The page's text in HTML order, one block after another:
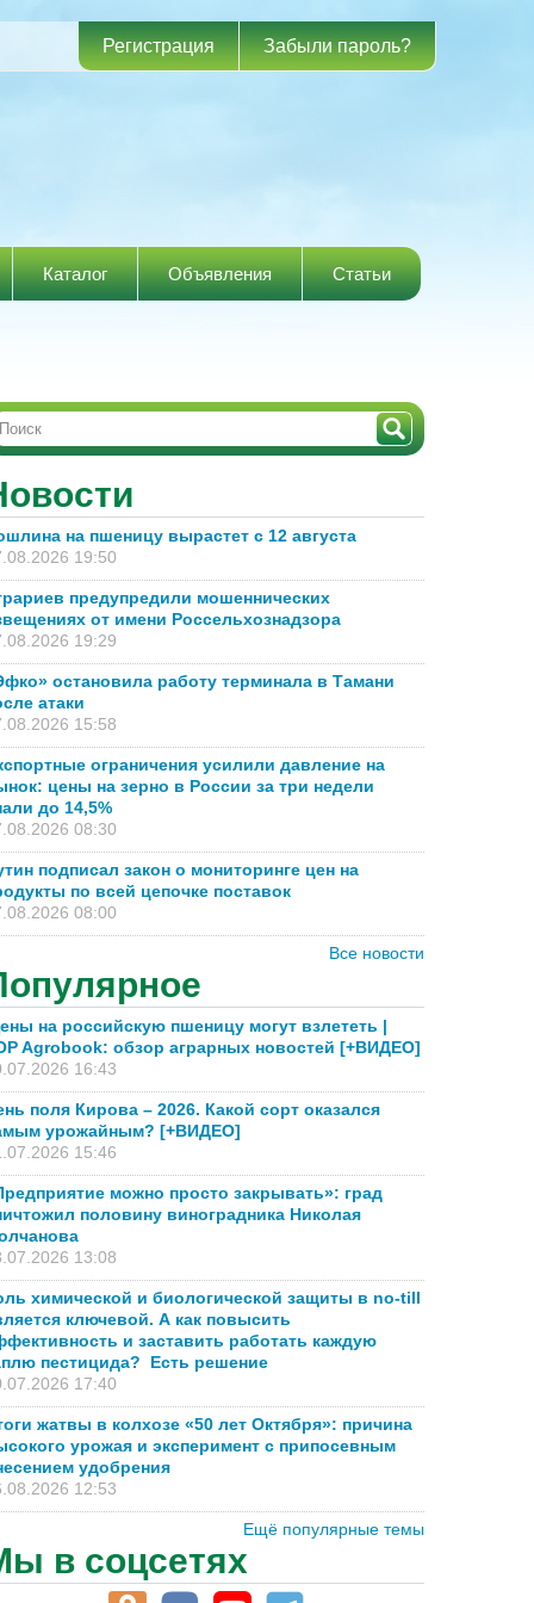
Регистрация Забыли пароль?
Каталог Объявления Статьи
на пшеницу вырастет с 12 августа
19:50
предупредили мошеннических
от имени Россельхознадзора
19:29
остановила работу терминала в Тамани
атаки
15:58
ограничения усилили давление на
цены на зерно в России за три недели
до 14,5%
08:30
подписал закон о мониторинге цен на
по всей цепочке поставок
08:00
Все новости
на российскую пшеницу могут взлететь |
Agrobook: обзор аграрных новостей [+ВИДЕО]
16:43
поля Кирова – 2026. Какой сорт оказался
урожайным? [+ВИДЕО]
15:46
можно просто закрывать»: град
половину виноградника Николая
13:08
химической и биологической защиты в no-till
ключевой. А как повысить
и заставить работать каждую
пестицида? Есть решение
17:40
жатвы в колхозе «50 лет Октября»: причина
урожая и эксперимент с припосевным
удобрения
12:53
Ещё популярные темы
в соцсетях